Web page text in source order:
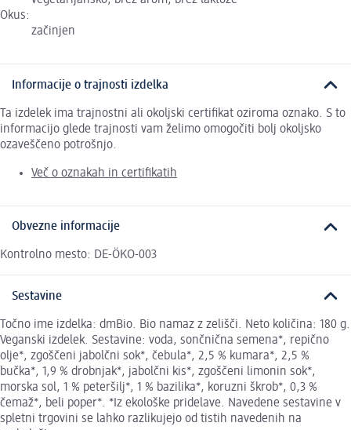
Okus:
začinjen
Informacije o trajnosti izdelka
Ta izdelek ima trajnostni ali okoljski certifikat oziroma oznako. S to
informacijo glede trajnosti vam želimo omogočiti bolj okoljsko
ozaveščeno potrošnjo.
Več o oznakah in certifikatih
Obvezne informacije
Kontrolno mesto: DE-ÖKO-003
Sestavine
Točno ime izdelka: dmBio. Bio namaz z zelišči. Neto količina: 180 g.
Veganski izdelek. Sestavine: voda, sončnična semena*, repično
olje*, zgoščeni jabolčni sok*, čebula*, 2,5 % kumara*, 2,5 %
bučka*, 1,9 % drobnjak*, jabolčni kis*, zgoščeni limonin sok*,
morska sol, 1 % peteršilj*, 1 % bazilika*, koruzni škrob*, 0,3 %
čemaž*, beli poper*. *Iz ekološke pridelave. Navedene sestavine v
spletni trgovini se lahko razlikujejo od tistih navedenih na